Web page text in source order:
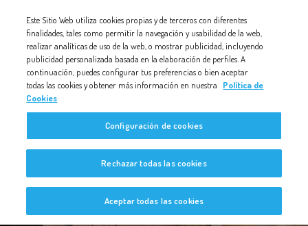
accesibilidad.Bebé a Bordo
Este Sitio Web utiliza cookies propias y de terceros con diferentes
finalidades, tales como permitir la navegación y usabilidad de la web,
realizar analíticas de uso de la web, o mostrar publicidad, incluyendo
publicidad personalizada basada en la elaboración de perfiles. A
continuación, puedes configurar tus preferencias o bien aceptar
todas las cookies y obtener más información en nuestra
Política de
Cookies
Configuración de cookies
Rechazar todas las cookies
Aceptar todas las cookies